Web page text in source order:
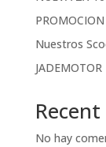
Nuestros
No hay